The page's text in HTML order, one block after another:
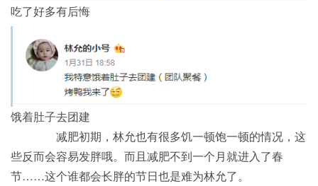
吃了好多有后悔
饿着肚子去团建
减肥初期，林允也有很多饥一顿饱一顿的情况，这
些反而会容易发胖哦。而且减肥不到一个月就进入了春
节……这个谁都会长胖的节日也是难为林允了。